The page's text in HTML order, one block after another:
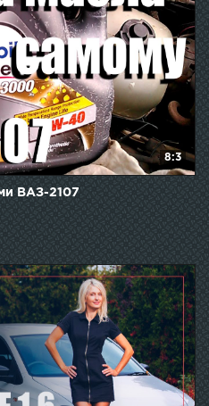
8:3
ВАЗ-2107